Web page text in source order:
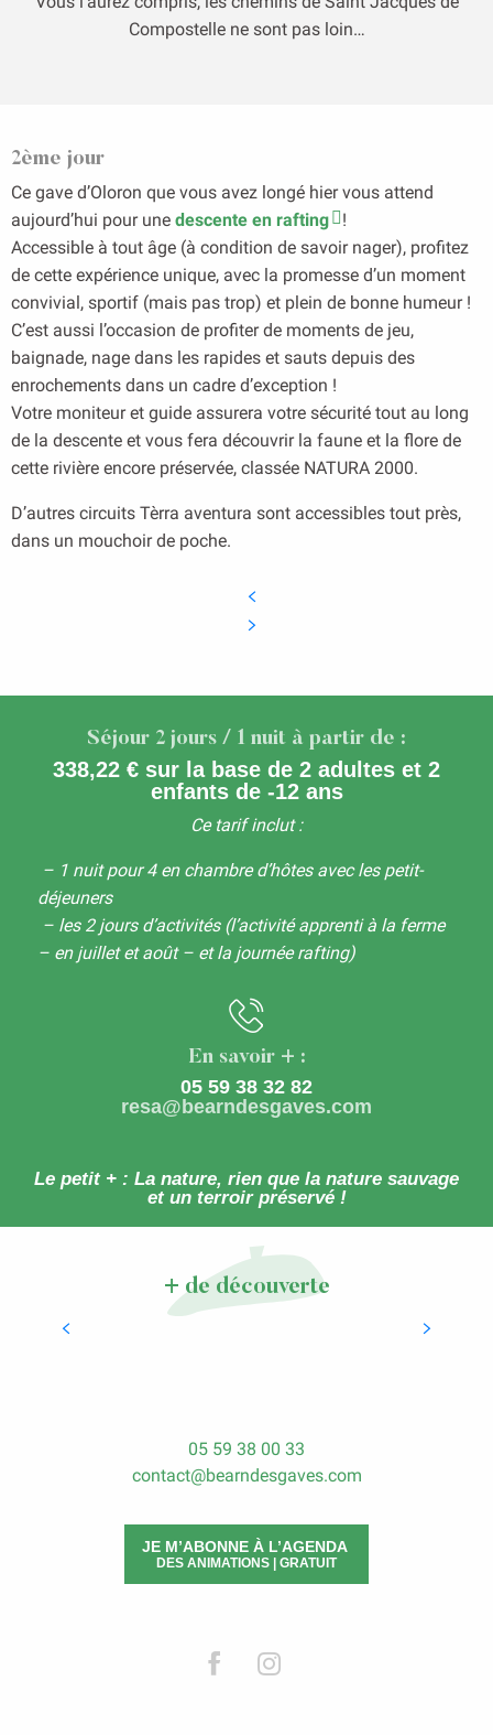
Compostelle ne sont pas loin…
2ème jour
Ce gave d’Oloron que vous avez longé hier vous attend
aujourd’hui pour une descente en rafting
!
Accessible à tout âge (à condition de savoir nager), profitez
de cette expérience unique, avec la promesse d’un moment
convivial, sportif (mais pas trop) et plein de bonne humeur !
C’est aussi l’occasion de profiter de moments de jeu,
baignade, nage dans les rapides et sauts depuis des
enrochements dans un cadre d’exception !
Votre moniteur et guide assurera votre sécurité tout au long
de la descente et vous fera découvrir la faune et la flore de
cette rivière encore préservée, classée NATURA 2000.
D’autres circuits Tèrra aventura sont accessibles tout près,
dans un mouchoir de poche.
Séjour 2 jours / 1 nuit à partir de :
338,22 € sur la base de 2 adultes et 2
enfants de -12 ans
Ce tarif inclut :
– 1 nuit pour 4 en chambre d’hôtes avec les petit-
déjeuners
– les 2 jours d’activités (l’activité apprenti à la ferme
– en juillet et août – et la journée rafting)
En savoir + :
05 59 38 32 82
resa@bearndesgaves.com
Le petit + : La nature, rien que la nature sauvage
et un terroir préservé !
+ de découverte
Faire les marchés
05 59 38 00 33
contact@bearndesgaves.com
JE M’ABONNE À L’AGENDA
DES ANIMATIONS | GRATUIT